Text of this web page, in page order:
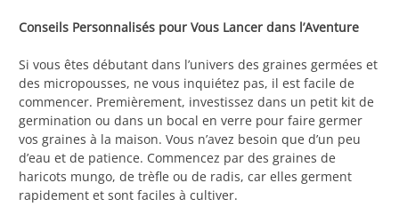
Conseils Personnalisés pour Vous Lancer dans l’Aventure
Si vous êtes débutant dans l’univers des graines germées et
des micropousses, ne vous inquiétez pas, il est facile de
commencer. Premièrement, investissez dans un petit kit de
germination ou dans un bocal en verre pour faire germer
vos graines à la maison. Vous n’avez besoin que d’un peu
d’eau et de patience. Commencez par des graines de
haricots mungo, de trèfle ou de radis, car elles germent
rapidement et sont faciles à cultiver.